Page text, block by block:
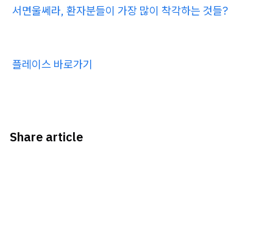
서면울쎄라, 환자분들이 가장 많이 착각하는 것들?
플레이스 바로가기
Share article